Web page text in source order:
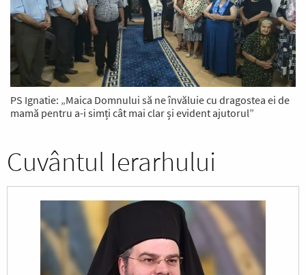
PS Ignatie: „Maica Domnului să ne învăluie cu dragostea ei de
mamă pentru a-i simți cât mai clar și evident ajutorul”
Cuvântul Ierarhului